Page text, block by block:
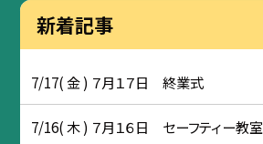
新着記事
7/17( 金 ) ７月１７日 終業式
7/16( 木 ) ７月１６日 セーフティー教室